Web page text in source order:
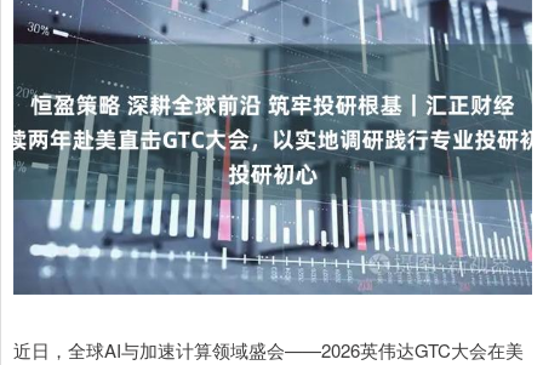
近日，全球AI与加速计算领域盛会——2026英伟达GTC大会在美